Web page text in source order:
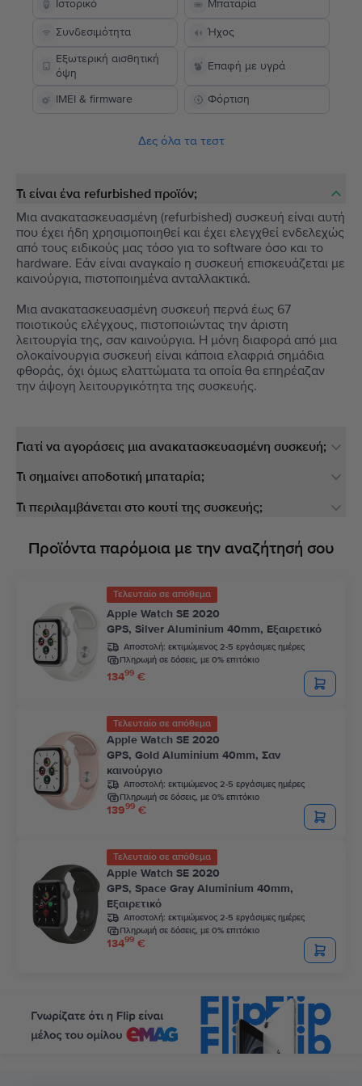
Ιστορικό Μπαταρία
Συνδεσιμότητα
Ήχος
Εξωτερική αισθητική
όψη
Επαφή με υγρά
IMEI & firmware Φόρτιση
Δες όλα τα τεστ
Τι είναι ένα refurbished προϊόν;
Μια ανακατασκευασμένη (refurbished) συσκευή είναι αυτή
που έχει ήδη χρησιμοποιηθεί και έχει ελεγχθεί ενδελεχώς
από τους ειδικούς μας τόσο για το software όσο και το
hardware. Εάν είναι αναγκαίο η συσκευή επισκευάζεται με
καινούργια, πιστοποιημένα ανταλλακτικά.
Μια ανακατασκευασμένη συσκευή περνά έως 67
ποιοτικούς ελέγχους, πιστοποιώντας την άριστη
λειτουργία της, σαν καινούργια. Η μόνη διαφορά από μια
ολοκαίνουργια συσκευή είναι κάποια ελαφριά σημάδια
φθοράς, όχι όμως ελαττώματα τα οποία θα επηρέαζαν
την άψογη λειτουργικότητα της συσκευής.
Γιατί να αγοράσεις μια ανακατασκευασμένη συσκευή;
Τι σημαίνει αποδοτική μπαταρία;
Τι περιλαμβάνεται στο κουτί της συσκευής;
Προϊόντα παρόμοια με την αναζήτησή σου
Τελευταίο σε απόθεμα
Apple Watch SE 2020
GPS, Silver Aluminium 40mm, Εξαιρετικό
Αποστολή: εκτιμώμενος 2-5 εργάσιμες ημέρες
Πληρωμή σε δόσεις, με 0% επιτόκιο
13499 €
Τελευταίο σε απόθεμα
Apple Watch SE 2020
GPS, Gold Aluminium 40mm, Σαν
καινούργιο
Αποστολή: εκτιμώμενος 2-5 εργάσιμες ημέρες
Πληρωμή σε δόσεις, με 0% επιτόκιο
13999 €
Τελευταίο σε απόθεμα
Apple Watch SE 2020
GPS, Space Gray Aluminium 40mm,
Εξαιρετικό
Αποστολή: εκτιμώμενος 2-5 εργάσιμες ημέρες
Πληρωμή σε δόσεις, με 0% επιτόκιο
13499 €